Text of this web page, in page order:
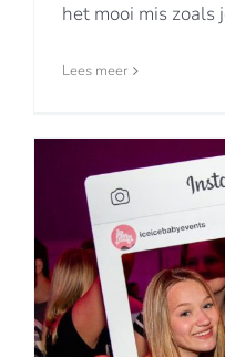
het mooi mis zoals
Lees meer